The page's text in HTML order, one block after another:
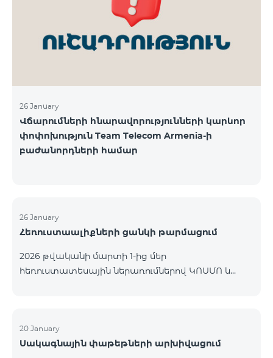
վճարահաշվարկային ընկերությունների կողմից
Team Telecom Armenia-ին առաջարկված
պայմանները ենթադրում էին ծառայությունների
26 January
Վճարումների հնարավորությունների կարևոր
փոփոխություն Team Telecom Armenia-ի
բաժանորդների համար
26 January
Հեռուստաալիքների ցանկի թարմացում
2026 թվականի մարտի 1-ից մեր
հեռուստատեսային ներառումներով ԿՈՍՄՈ և
մուլտիպլեքս հեռուստաալիքները հասանելի
կլինեն միայն այն մարզերում, որտեղ դրանց
20 January
Սակագնային փաթեթների արխիվացում